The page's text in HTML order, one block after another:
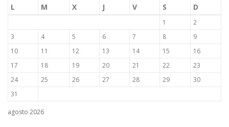
agosto 2026
L M X J V S D
1
2
3
4 5 6 7 8
9
10
11 12 13 14 15
16
17
18 19 20 21 22
23
24
25 26 27 28 29
30
31